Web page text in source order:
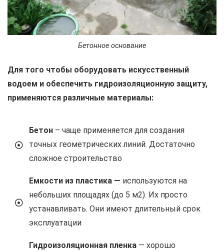
Бетонное основание
Для того чтобы оборудовать искусственный
водоем и обеспечить гидроизоляционную защиту,
применяются различные материалы:
Бетон – чаще применяется для создания
точных геометрических линий. Достаточно
сложное строительство
Емкости из пластика — используются на
небольших площадях (до 5 м2). Их просто
устанавливать. Они имеют длительный срок
эксплуатации
Гидроизоляционная пленка — хорошо